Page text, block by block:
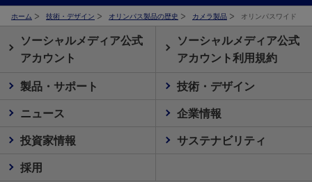
ホーム 技術・デザイン オリンパス製品の歴史 カメラ製品 オリンパスワイド
ソーシャルメディア公式
アカウント
ソーシャルメディア公式
アカウント利用規約
製品・サポート
技術・デザイン
ニュース
企業情報
投資家情報
サステナビリティ
採用